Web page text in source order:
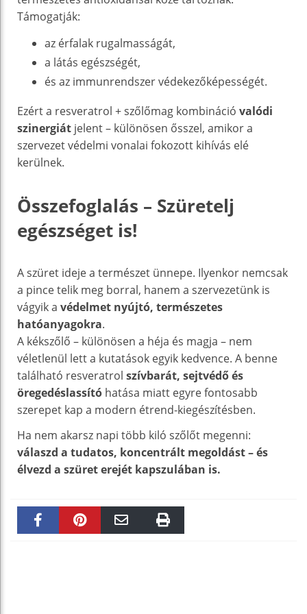
Támogatják:
az érfalak rugalmasságát,
a látás egészségét,
és az immunrendszer védekezőképességét.
Ezért a resveratrol + szőlőmag kombináció valódi
szinergiát jelent – különösen ősszel, amikor a
szervezet védelmi vonalai fokozott kihívás elé
kerülnek.
Összefoglalás – Szüretelj
egészséget is!
A szüret ideje a természet ünnepe. Ilyenkor nemcsak
a pince telik meg borral, hanem a szervezetünk is
vágyik a védelmet nyújtó, természetes
hatóanyagokra.
A kékszőlő – különösen a héja és magja – nem
véletlenül lett a kutatások egyik kedvence. A benne
található resveratrol szívbarát, sejtvédő és
öregedéslassító hatása miatt egyre fontosabb
szerepet kap a modern étrend-kiegészítésben.
Ha nem akarsz napi több kiló szőlőt megenni:
válaszd a tudatos, koncentrált megoldást – és
élvezd a szüret erejét kapszulában is.